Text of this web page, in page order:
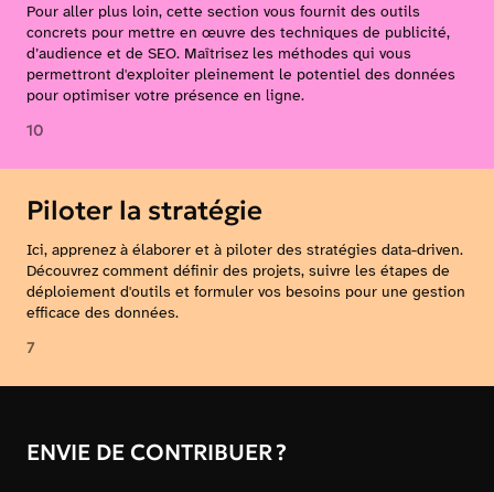
Pour aller plus loin, cette section vous fournit des outils
concrets pour mettre en œuvre des techniques de publicité,
d’audience et de SEO. Maîtrisez les méthodes qui vous
permettront d'exploiter pleinement le potentiel des données
pour optimiser votre présence en ligne.
10
Piloter la stratégie
Ici, apprenez à élaborer et à piloter des stratégies data-driven.
Découvrez comment définir des projets, suivre les étapes de
déploiement d'outils et formuler vos besoins pour une gestion
efficace des données.
7
ENVIE DE CONTRIBUER ?